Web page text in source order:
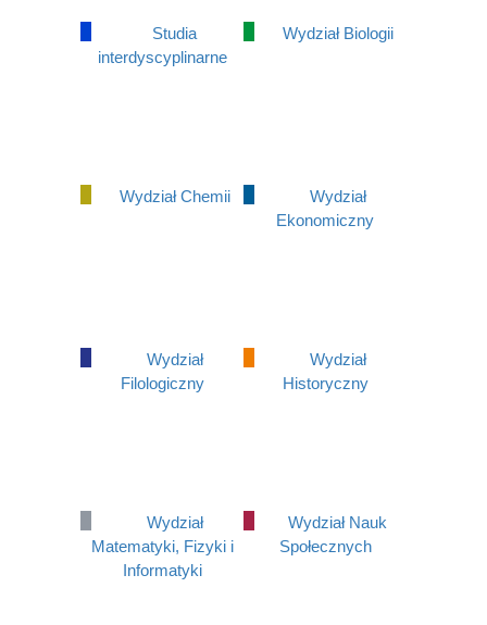
Studia
interdyscyplinarne
Wydział Biologii
Wydział Chemii
Wydział
Ekonomiczny
Wydział
Filologiczny
Wydział
Historyczny
Wydział
Matematyki, Fizyki i
Informatyki
Wydział Nauk
Społecznych